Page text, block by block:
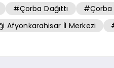
#Çorba Dağıttı #Çorba
Afyonkarahisar İl Merkezi